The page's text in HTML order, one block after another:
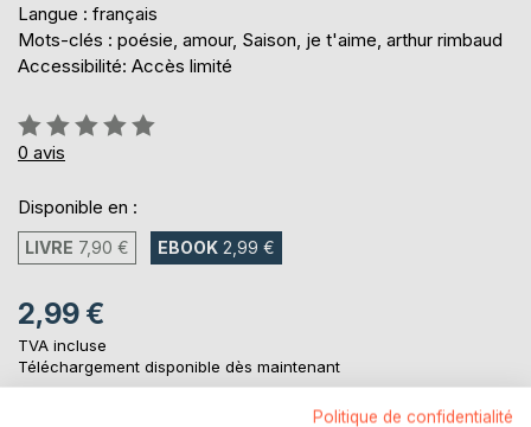
Langue : français
Mots-clés : poésie, amour, Saison, je t'aime, arthur rimbaud
Accessibilité: Accès limité
Évaluation:
0%
0 avis
Disponible en :
LIVRE 7,90 € EBOOK 2,99 €
2,99 €
TVA incluse
Téléchargement disponible dès maintenant
Politique de confidentialité